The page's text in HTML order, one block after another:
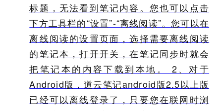
标题，无法看到笔记内容。您也可以点击
下方工具栏的“设置”-“离线阅读”。您可以在
离线阅读的设置页面，选择需要离线阅读
的笔记本，打开开关，在笔记同步时就会
把笔记本的内容下载到本地。 2、对于
Android版，道云笔记android版2.5以上版
已经可以离线登录了，只要您在联网时浏